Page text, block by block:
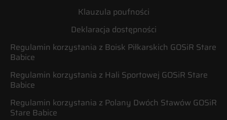
Klauzula poufności
Deklaracja dostępności
Regulamin korzystania z Boisk Piłkarskich GOSiR Stare
Babice
Regulamin korzystania z Hali Sportowej GOSiR Stare
Babice
Regulamin korzystania z Polany Dwóch Stawów GOSiR
Stare Babice